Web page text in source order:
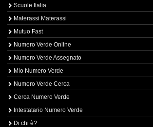
Scuole Italia
Materassi Materassi
Mutuo Fast
Numero Verde Online
Numero Verde Assegnato
Mio Numero Verde
Numero Verde Cerca
Cerca Numero Verde
Intestatario Numero Verde
Di chi è?